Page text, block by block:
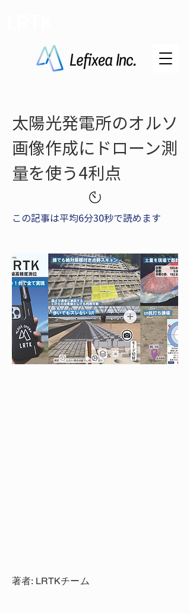
太陽光発電所のオルソ
画像作成にドローン測
量を使う4利点
この記事は平均6分30秒で読めます
著者: LRTKチーム